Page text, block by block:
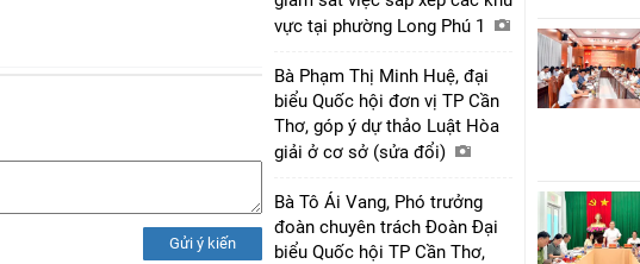
Gửi ý kiến
vực tại phường Long Phú 1
Bà Phạm Thị Minh Huệ, đại
biểu Quốc hội đơn vị TP Cần
Thơ, góp ý dự thảo Luật Hòa
giải ở cơ sở (sửa đổi)
Bà Tô Ái Vang, Phó trưởng
đoàn chuyên trách Đoàn Đại
biểu Quốc hội TP Cần Thơ,